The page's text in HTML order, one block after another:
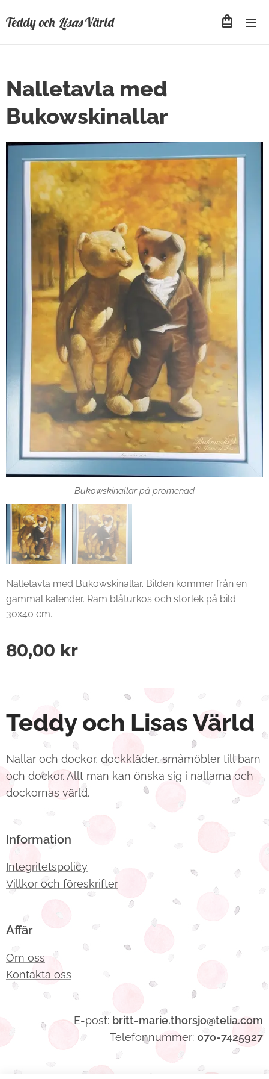
Teddy och LisasVärld
Nalletavla med
Bukowskinallar
Bukowskinallar på promenad
Nalletavla med Bukowskinallar. Bilden kommer från en
gammal kalender. Ram blåturkos och storlek på bild
30x40 cm.
80,00 kr
Teddy och Lisas Värld
Nallar och dockor, dockkläder, småmöbler till barn
och dockor. Allt man kan önska sig i nallarna och
dockornas värld.
Information
Integritetspolicy
Villkor och föreskrifter
Affär
Om oss
Kontakta oss
E-post: britt-marie.thorsjo@telia.com
Telefonnummer: 070-7425927